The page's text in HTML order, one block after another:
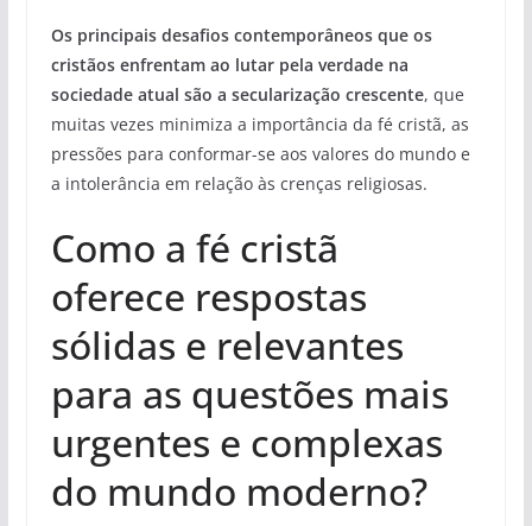
Os principais desafios contemporâneos que os
cristãos enfrentam ao lutar pela verdade na
sociedade atual são a secularização crescente, que
muitas vezes minimiza a importância da fé cristã, as
pressões para conformar-se aos valores do mundo e
a intolerância em relação às crenças religiosas.
Como a fé cristã
oferece respostas
sólidas e relevantes
para as questões mais
urgentes e complexas
do mundo moderno?